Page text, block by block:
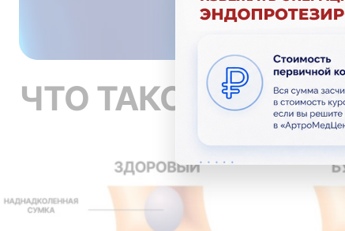
ЧТО ТАКОЕ БУРСИТ